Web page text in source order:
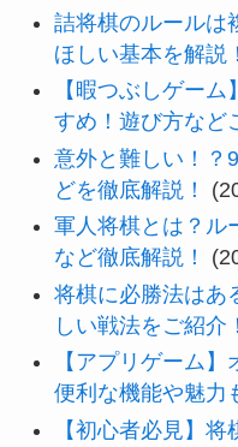
詰将棋のルールは
ほしい基本を解説！
【暇つぶしゲー
すめ！遊び方など
意外と難しい！？
どを徹底解説！
軍人将棋とは？ル
など徹底解説！
将棋に必勝法はあ
しい戦法をご紹介！
【アプリゲーム
便利な機能や魅力
【初心者必見】